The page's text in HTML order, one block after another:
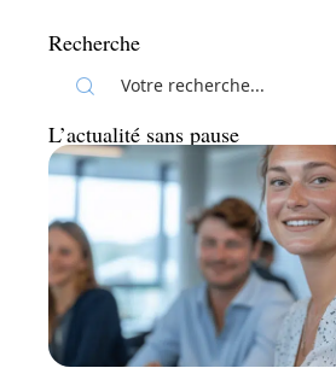
Recherche
L’actualité sans pause